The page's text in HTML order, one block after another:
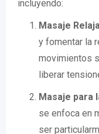
incluyendo:
Masaje
y fomentar la
movimientos
liberar
Masaje para
se enfoca en
ser